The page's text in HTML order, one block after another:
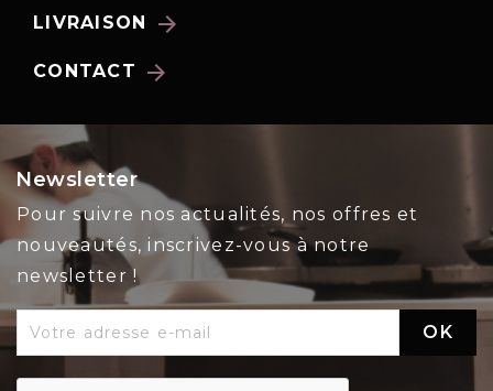
LIVRAISON arrow_forward
CONTACT arrow_forward
Newsletter
Pour suivre nos actualités, nos offres et
nouveautés, inscrivez-vous à notre
newsletter !